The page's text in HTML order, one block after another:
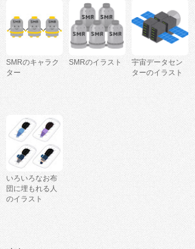
SMRのキャラク
ター
SMRのイラスト
宇宙データセン
ターのイラスト
いろいろなお布
団に埋もれる人
のイラスト